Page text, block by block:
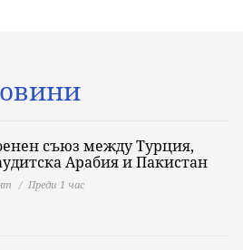
съюз между Турция,
Арабия и Пакистан
Преди 1 час